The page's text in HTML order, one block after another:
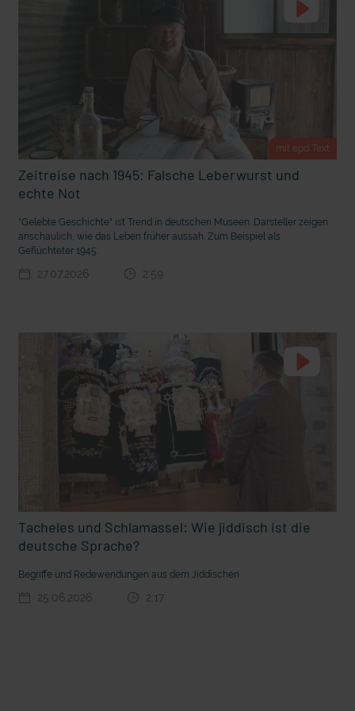
Nachhaltige Geldanlage: Rendite mit gutem Gewissen?
Ostern erleben wie vor 2000 Jahren in Jerusalem
deutsche Sprache? Vorhang auf für Kinderzirkus Giovanni
mit epd Text
Zeitreise nach 1945: Falsche Leberwurst und
echte Not
"Gelebte Geschichte" ist Trend in deutschen Museen. Darsteller zeigen
anschaulich, wie das Leben früher aussah. Zum Beispiel als
Geflüchteter 1945.
27.07.2026 2:59
Tacheles und Schlamassel: Wie jiddisch ist die
deutsche Sprache?
Begriffe und Redewendungen aus dem Jiddischen
25.06.2026 2:17